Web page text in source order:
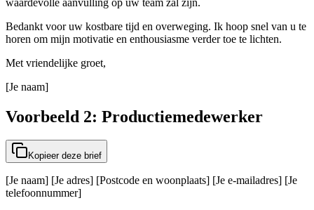
Bedankt voor uw kostbare tijd en overweging. Ik hoop snel van u te
horen om mijn motivatie en enthousiasme verder toe te lichten.
Met vriendelijke groet,
[Je naam]
Voorbeeld 2: Productiemedewerker
Kopieer deze brief
[Je naam] [Je adres] [Postcode en woonplaats] [Je e-mailadres] [Je
telefoonnummer]